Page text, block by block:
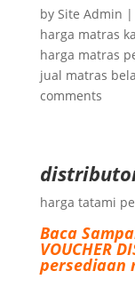
by Site Admin |
harga matras
harga matras
jual matras
comments
harga tatami
Baca
VOUCHER
persediaan